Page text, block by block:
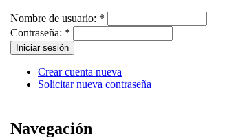
Nombre de usuario: *
Contraseña: *
Crear cuenta nueva
Solicitar nueva contraseña
Navegación